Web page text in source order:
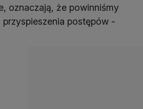
oznaczają, że powinniśmy
postępów -